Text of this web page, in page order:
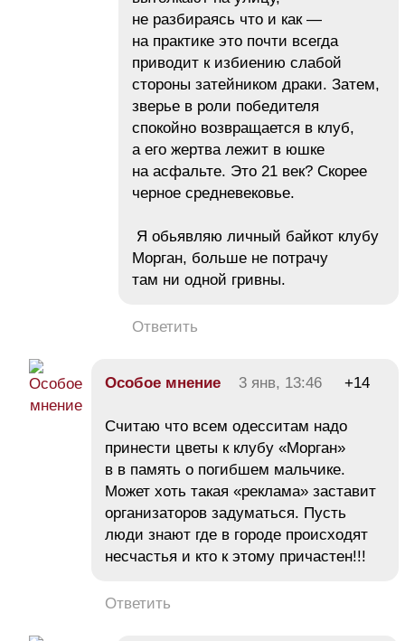
не разбираясь что и как —
на практике это почти всегда
приводит к избиению слабой
стороны затейником драки. Затем,
зверье в роли победителя
спокойно возвращается в клуб,
а его жертва лежит в юшке
на асфальте. Это 21 век? Скорее
черное средневековье.
Я обьявляю личный байкот клубу
Морган, больше не потрачу
там ни одной гривны.
Ответить
Особое мнение 3 янв, 13:46 +14
Считаю что всем одесситам надо
принести цветы к клубу «Морган»
в в память о погибшем мальчике.
Может хоть такая «реклама» заставит
организаторов задуматься. Пусть
люди знают где в городе происходят
несчастья и кто к этому причастен!!!
Ответить